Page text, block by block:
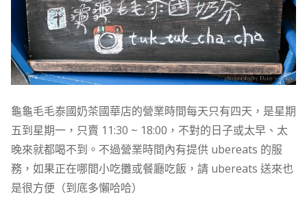
龜龜毛毛泰國奶茶國華店的營業時間每天只有四天，是星期
五到星期一，只賣 11:30 ~ 18:00，不對的日子或太早、太
晚來就都喝不到。不過營業時間內有提供 ubereats 的服
務，如果正在哪間小吃攤或餐廳吃飯，請 ubereats 送來也
是很方便（到底多懶哈哈）